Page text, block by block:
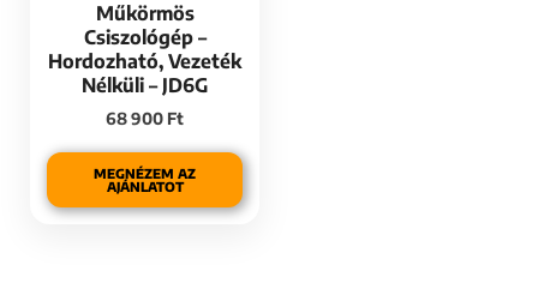
Műkörmös
Csiszológép –
Hordozható, Vezeték
Nélküli – JD6G
68 900 Ft
MEGNÉZEM AZ
AJÁNLATOT